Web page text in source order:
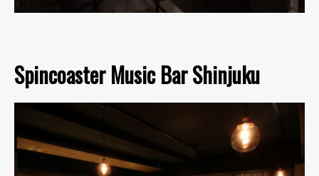
Spincoaster Music Bar Shinjuku